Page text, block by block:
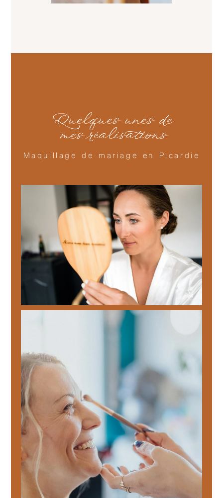
Quelques unes de
mes réalisations
Maquillage de mariage en Picardie